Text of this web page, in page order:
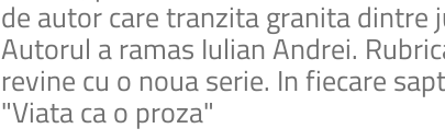
de autor care tranzita granita dintre
Autorul a ramas Iulian Andrei.
revine cu o noua serie. In fiecare
"Viata ca o proza"